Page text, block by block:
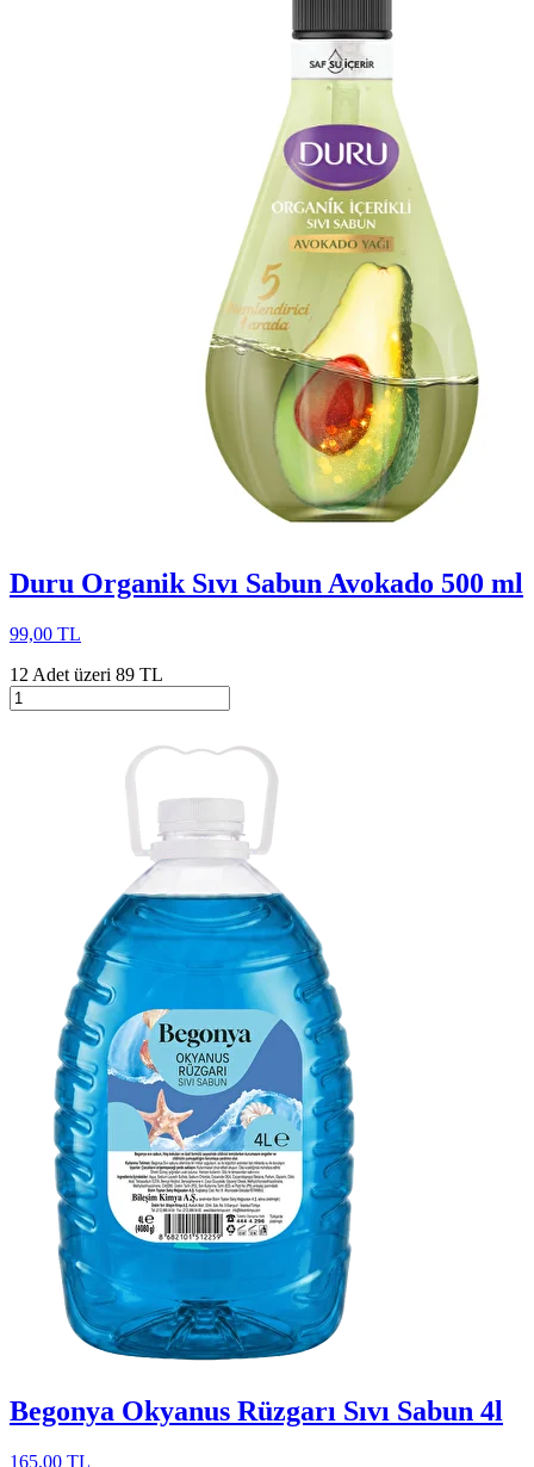
Duru Organik Sıvı Sabun Avokado 500 ml
99,00 TL
12 Adet üzeri 89 TL
Begonya Okyanus Rüzgarı Sıvı Sabun 4l
165,00 TL